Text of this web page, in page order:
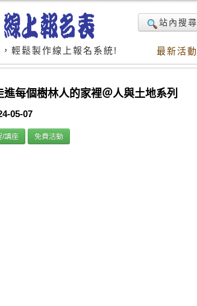
輕鬆製作線上報名系統!
站內搜尋
最新活動
每個樹林人的家裡＠人與土地系列
05-07
/講座 免費活動